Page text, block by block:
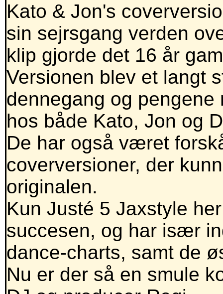
Kato & Jon's
sin sejrsgang verden
klip gjorde det 16 år
Versionen blev et langt
dennegang og
hos både Kato, Jon og
De har også været
coverversioner, der
originalen.
Kun Justé 5 Jaxstyle
succesen, og har især
dance-charts, samt de
Nu er der så en smule